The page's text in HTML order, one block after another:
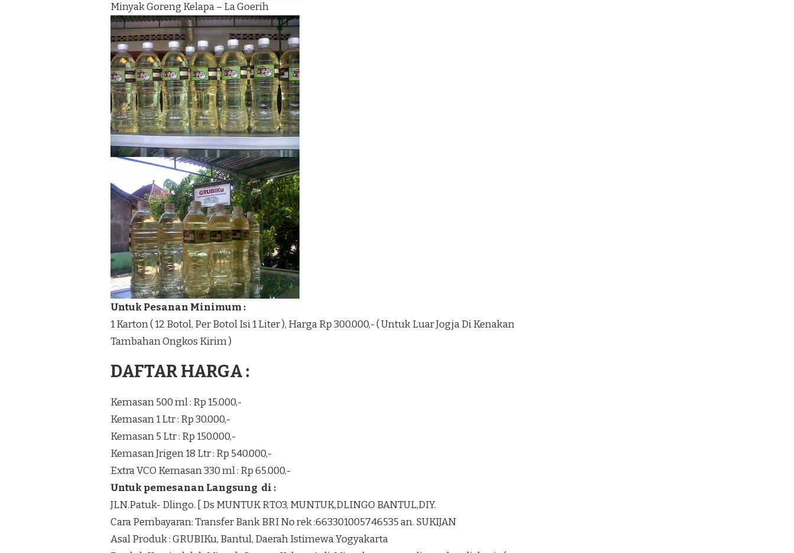
Minyak Goreng Kelapa – La Goerih
Untuk Pesanan Minimum :
1 Karton ( 12 Botol, Per Botol Isi 1 Liter ), Harga Rp 300.000,- ( Untuk Luar Jogja Di Kenakan
Tambahan Ongkos Kirim )
DAFTAR HARGA :
Kemasan 500 ml : Rp 15.000,-
Kemasan 1 Ltr : Rp 30.000,-
Kemasan 5 Ltr : Rp 150.000,-
Kemasan Jrigen 18 Ltr : Rp 540.000,-
Extra VCO Kemasan 330 ml : Rp 65.000,-
Untuk pemesanan Langsung di :
JLN.Patuk- Dlingo. [ Ds MUNTUK RTO3, MUNTUK,DLINGO BANTUL,DIY.
Cara Pembayaran: Transfer Bank BRI No rek :663301005746535 an. SUKIJAN
Asal Produk : GRUBIKu, Bantul, Daerah Istimewa Yogyakarta